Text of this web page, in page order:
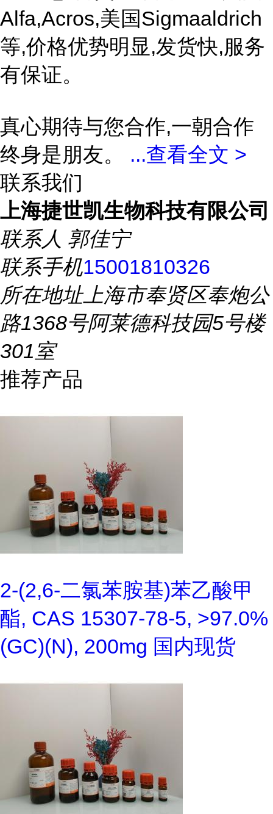
Alfa,Acros,美国Sigmaaldrich
等,价格优势明显,发货快,服务
有保证。
真心期待与您合作,一朝合作
终身是朋友。 ...查看全文 >
联系我们
上海捷世凯生物科技有限公司
联系人 郭佳宁
联系手机15001810326
所在地址上海市奉贤区奉炮公
路1368号阿莱德科技园5号楼
301室
推荐产品
2-(2,6-二氯苯胺基)苯乙酸甲
酯, CAS 15307-78-5, >97.0%
(GC)(N), 200mg 国内现货